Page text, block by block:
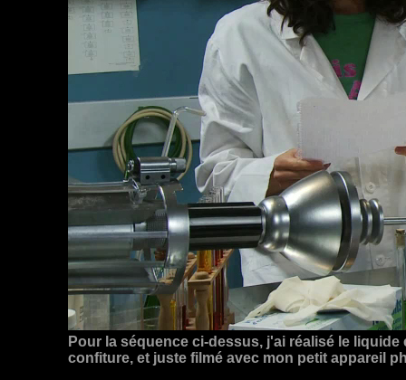
Pour la séquence ci-dessus, j'ai réalisé le
confiture, et juste filmé avec mon petit appareil